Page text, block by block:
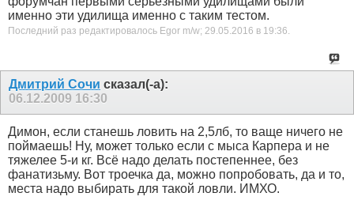
именно эти удилища именно с таким тестом.
Последний раз редактировалось Egor m/w; 29.05.2016 в 19:36.
Дмитрий Сочи сказал(-а):
06.12.2009 16:30
Димон, если станешь ловить на 2,5лб, то ваще ничего не
поймаешь! Ну, может только если с мыса Карпера и не
тяжелее 5-и кг. Всё надо делать постепеннее, без
фанатизьму. Вот троечка да, можно попробовать, да и то,
места надо выбирать для такой ловли. ИМХО.